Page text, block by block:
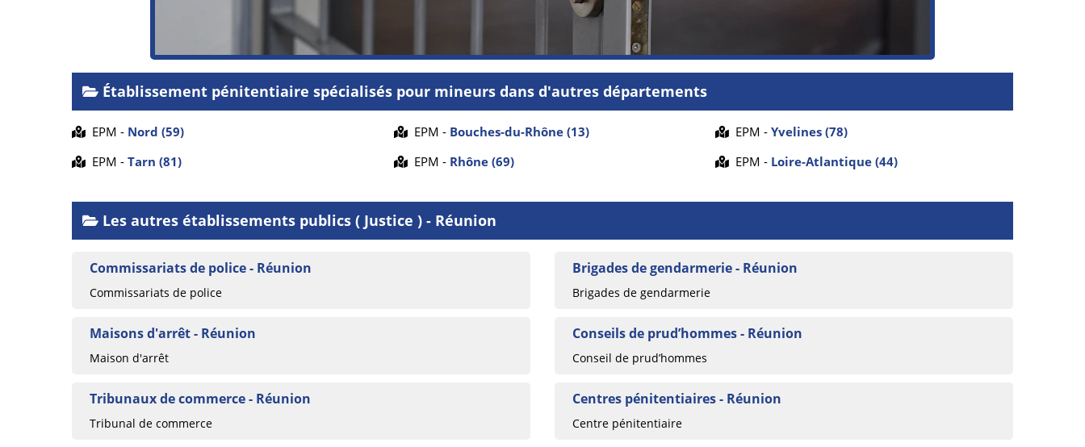
Établissement pénitentiaire spécialisés pour mineurs dans d'autres départements
EPM - Nord (59) EPM - Bouches-du-Rhône (13) EPM -Yvelines (78)
EPM - Tarn (81) EPM - Rhône (69) EPM - Loire-Atlantique (44)
Les autres établissements publics ( Justice ) - Réunion
Commissariats de police - Réunion
Commissariats de police
Brigades de gendarmerie - Réunion
Brigades de gendarmerie
Maisons d'arrêt - Réunion
Maison d'arrêt
Conseils de prud’hommes - Réunion
Conseil de prud’hommes
Tribunaux de commerce - Réunion
Tribunal de commerce
Centres pénitentiaires - Réunion
Centre pénitentiaire